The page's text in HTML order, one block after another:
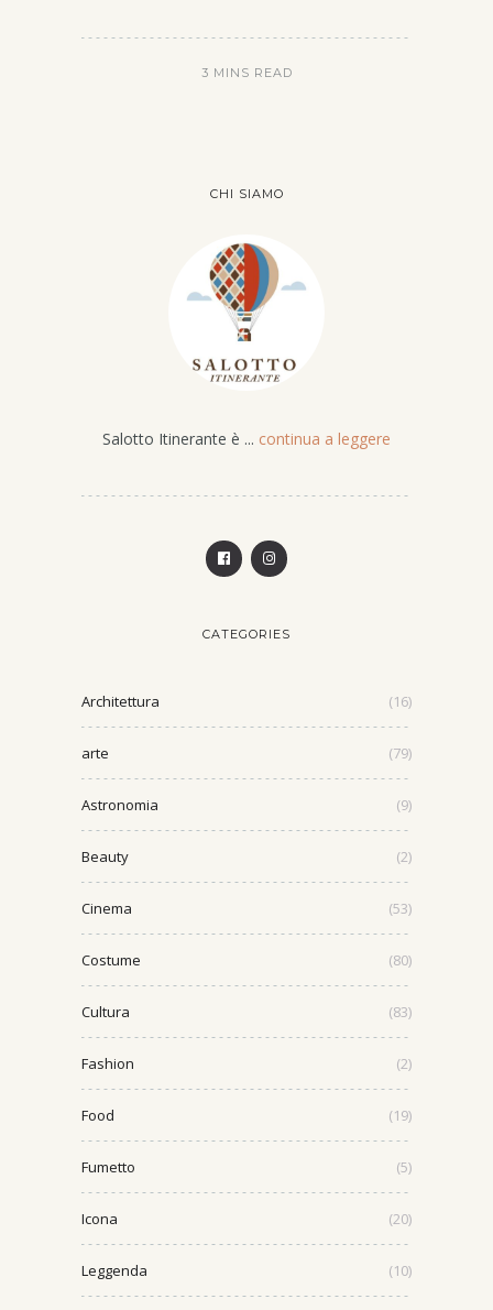
3 MINS READ
CHI SIAMO
Salotto Itinerante è ... continua a leggere
CATEGORIES
Architettura (16)
arte (79)
Astronomia (9)
Beauty (2)
Cinema (53)
Costume (80)
Cultura (83)
Fashion (2)
Food (19)
Fumetto (5)
Icona (20)
Leggenda (10)